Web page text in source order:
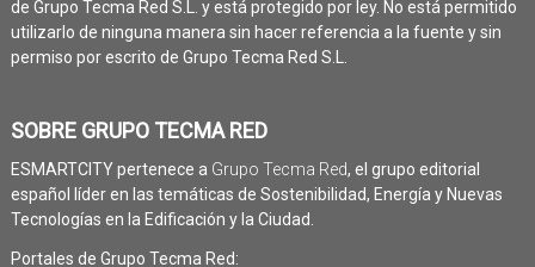
de Grupo Tecma Red S.L. y está protegido por ley. No está permitido
utilizarlo de ninguna manera sin hacer referencia a la fuente y sin
permiso por escrito de Grupo Tecma Red S.L.
SOBRE GRUPO TECMA RED
ESMARTCITY pertenece a Grupo Tecma Red, el grupo editorial
español líder en las temáticas de Sostenibilidad, Energía y Nuevas
Tecnologías en la Edificación y la Ciudad.
Portales de Grupo Tecma Red: